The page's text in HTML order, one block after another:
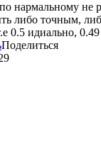
нармальному не
либо точным,
0.5 идиально,
Поделиться